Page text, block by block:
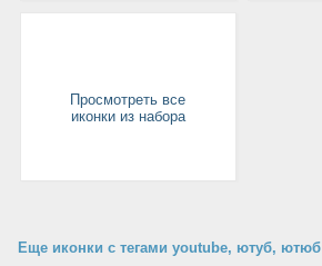
Просмотреть все
иконки из набора
Еще иконки с тегами youtube, ютуб, ютюб